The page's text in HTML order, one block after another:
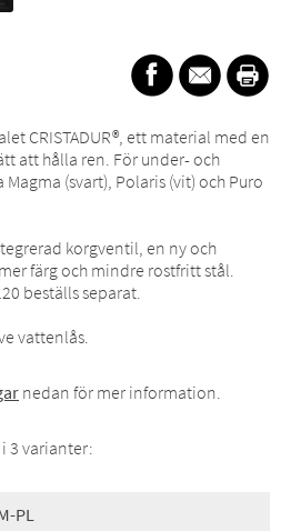
CRISTADUR®, ett material med en
att hålla ren. För under- och
(svart), Polaris (vit) och Puro
korgventil, en ny och
färg och mindre rostfritt stål.
beställs separat.
vattenlås.
nedan för mer information.
3 varianter:
PL